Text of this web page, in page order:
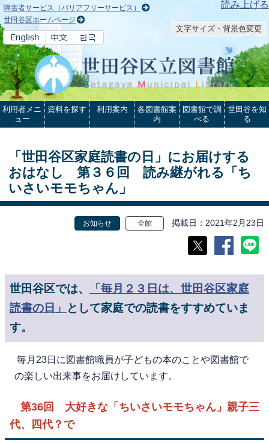
本文へ 読み上げる
障害者サービス（バリアフリーサービス）
世田谷区ホームページ
文字サイズ・背景色変更
利用者メニ
ュー
資料を探す 利用案内
各図書館案
内
図書館で調
べる
世田谷を知
る
「世田谷区家庭読書の日」にお届けする
おはなし 第３６回 読み継がれる「ち
いさいモモちゃん」
お知らせ 全館 掲載日 2021年2月23日
世田谷区では、
「毎月２３日は、世田谷区家庭
読書の日」
として家庭での読書をすすめていま
す。
毎月23日に図書館職員が子どもの本のことや図書館で
の楽しい出来事をお届けしています。
第36回 大好きな「ちいさいモモちゃん」親子三
代、四代？で